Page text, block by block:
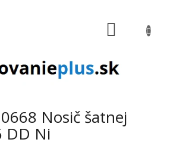
Nosič šatnej
DD Ni